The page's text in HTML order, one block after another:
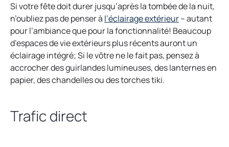
a
n
e
w
t
a
b
Si votre fête doit durer jusqu’après la tombée de la nuit,
n’oubliez pas de penser à l’éclairage extérieuro
p
e
n
s
– autant
pour l’ambiance que pour la fonctionnalité! Beaucoup
d’espaces de vie extérieurs plus récents auront un
éclairage intégré; Si le vôtre ne le fait pas, pensez à
accrocher des guirlandes lumineuses, des lanternes en
papier, des chandelles ou des torches tiki.
Trafic direct